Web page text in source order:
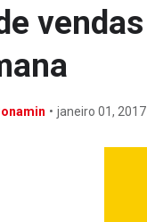
• janeiro 01, 2017